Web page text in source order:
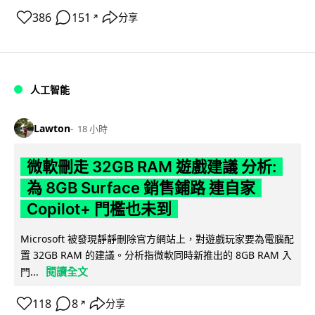
386 151 ↗ 分享
人工智能
Lawton 18 小時
微軟刪走 32GB RAM 遊戲建議 分析:
為 8GB Surface 銷售鋪路 連自家
Copilot+ 門檻也未到
Microsoft 被發現靜靜刪除官方網站上，對遊戲玩家要為電腦配
置 32GB RAM 的建議。分析指微軟同時新推出的 8GB RAM 入
門...
閱讀全文
118 8 ↗ 分享